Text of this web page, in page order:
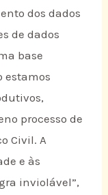
dos dados
de dados
base
estamos
processo de
Civil. A
e às
inviolável”,